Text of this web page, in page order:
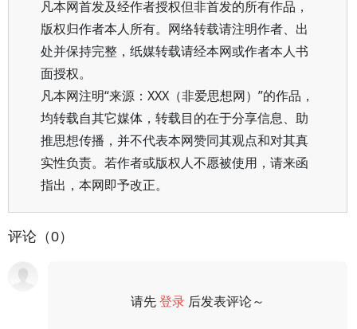
凡本网首发及经作者授权但非首发的所有作品，
版权归作者本人所有。网络转载请注明作者、出
处并保持完整，纸媒转载请经本网或作者本人书
面授权。
凡本网注明“来源：XXX（非爱思想网）”的作品，
均转载自其它媒体，转载目的在于分享信息、助
推思想传播，并不代表本网赞同其观点和对其真
实性负责。若作者或版权人不愿被使用，请来函
指出，本网即予改正。
评论（0）
请先登录 后发表评论～